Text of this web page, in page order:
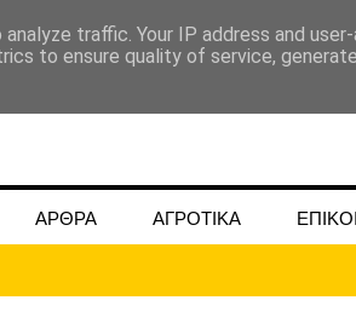
ΑΡΘΡΑ ΑΓΡΟΤΙΚΑ
traffic. Your IP address and
to ensure quality of service,